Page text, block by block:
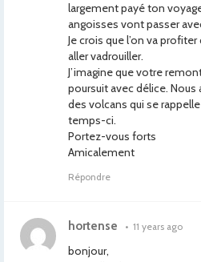
largement payé ton
angoisses vont passer
Je crois que l’on va
aller vadrouiller.
J’imagine que votre
poursuit avec délice.
des volcans qui se
temps-ci.
Portez-vous forts
Amicalement
Répondre
hortense • 11 years ago
bonjour,